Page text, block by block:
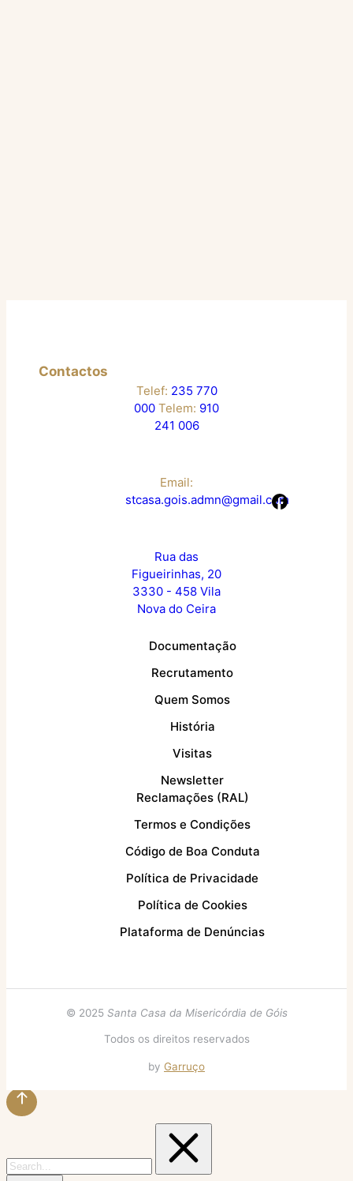
Contactos
Telef: 235 770
000 Telem: 910
241 006
Email:
stcasa.gois.admn@gmail.com
Rua das
Figueirinhas, 20
3330 - 458 Vila
Nova do Ceira
Documentação
Recrutamento
Quem Somos
História
Visitas
Newsletter
Reclamações (RAL)
Termos e Condições
Código de Boa Conduta
Política de Privacidade
Política de Cookies
Plataforma de Denúncias
© 2025 Santa Casa da Misericórdia de Góis
Todos os direitos reservados
by Garruço